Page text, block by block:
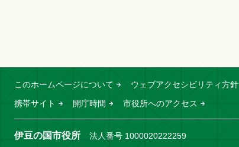
このホームページについて ウェブアクセシビリティ方針
携帯サイト
開庁時間 市役所へのアクセス
伊豆の国市役所 法人番号 1000020222259